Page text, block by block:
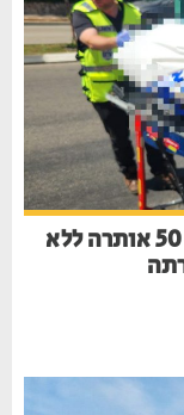
טרגדיה ביקנעם עילית: אישה בת 50 אותרה ללא